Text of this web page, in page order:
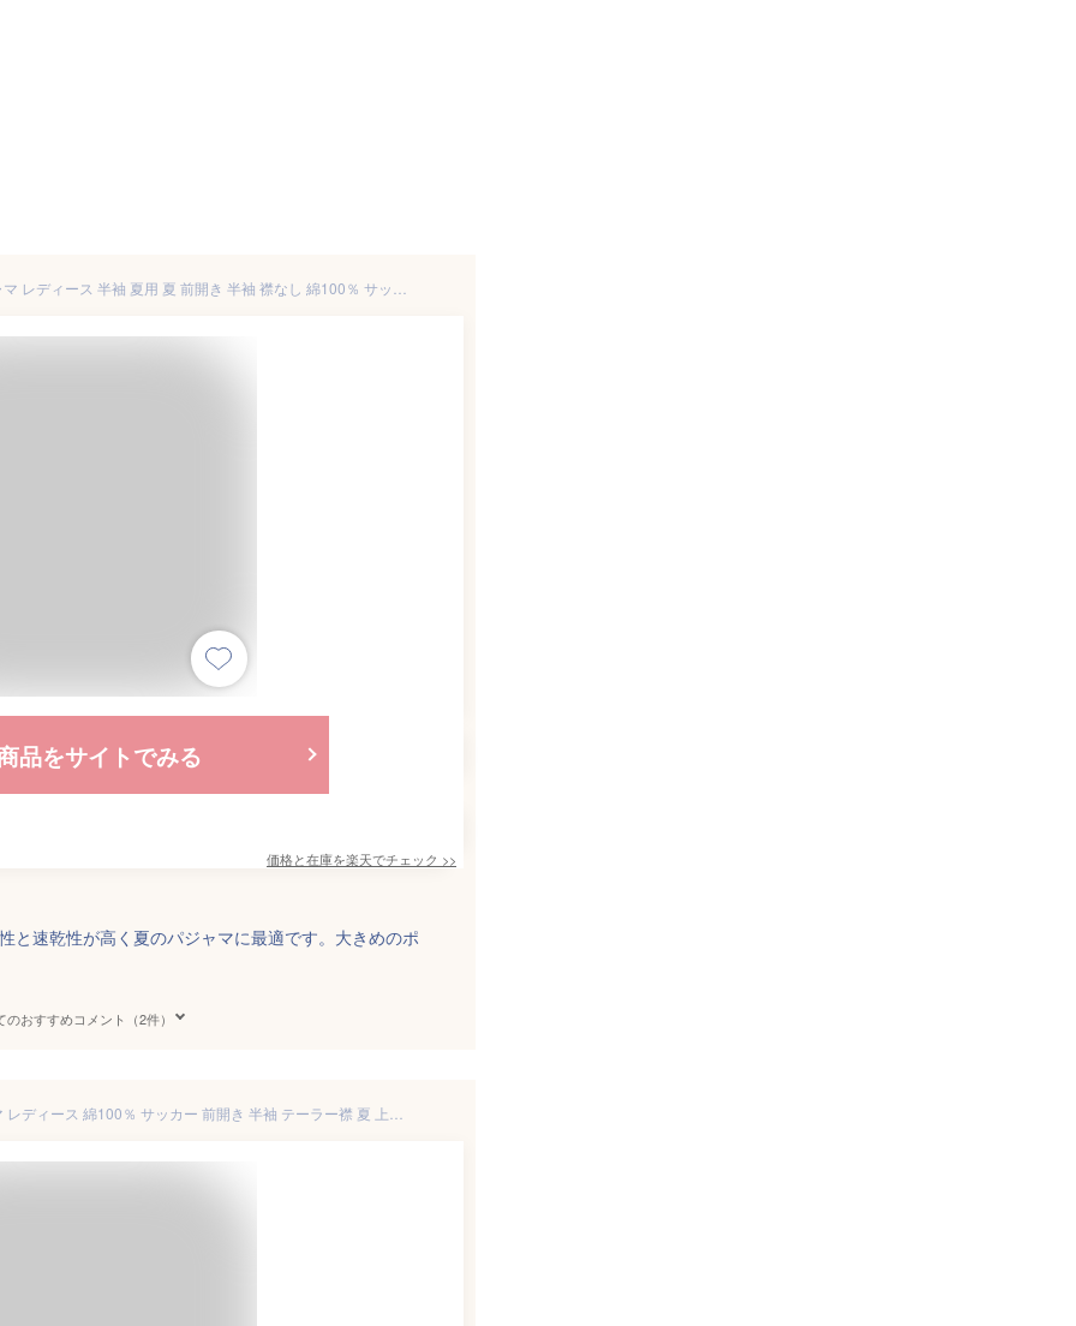
品をサイトでみる
価格と在庫を楽天でチェック >>
と速乾性が高く夏のパジャマに最適です。大きめのポ
のおすすめコメント（2件）